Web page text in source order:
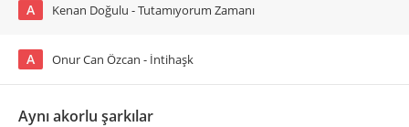
A Kenan Doğulu - Tutamıyorum Zamanı
A Onur Can Özcan - İntihaşk
Aynı akorlu şarkılar